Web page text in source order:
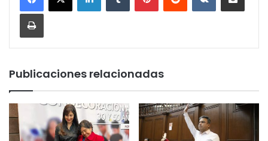
Imprimir
Publicaciones relacionadas